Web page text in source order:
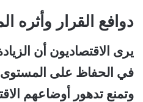
دوافع القرار وأثره
يرى الاقتصاديون أن
في الحفاظ على المستوى
وتمنع تدهور أوضاعهم